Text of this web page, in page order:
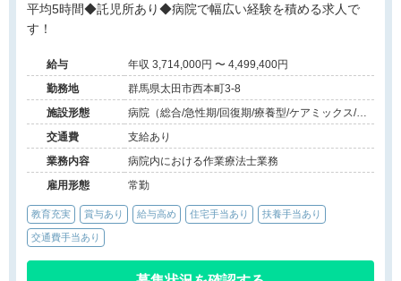
平均5時間◆託児所あり◆病院で幅広い経験を積める求人で
す！
給与
年収 3,714,000円 〜 4,499,400円
勤務地
群馬県太田市西本町3-8
施設形態
病院（総合/急性期/回復期/療養型/ケアミックス/外
来）、その他（その他）
交通費
支給あり
業務内容
病院内における作業療法士業務
雇用形態
常勤
教育充実 賞与あり 給与高め 住宅手当あり 扶養手当あり
交通費手当あり